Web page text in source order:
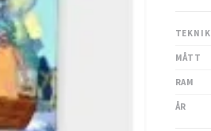
TEKNIK
MÅTT
RAM
ÅR